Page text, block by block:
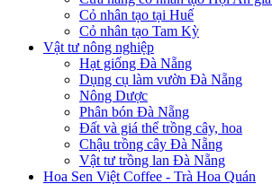
Cỏ nhân tạo tại Huế
Cỏ nhân tạo Tam Kỳ
Vật tư nông nghiệp
Hạt giống Đà Nẵng
Dụng cụ làm vườn Đà Nẵng
Nông Dược
Phân bón Đà Nẵng
Đất và giá thể trồng cây, hoa
Chậu trồng cây Đà Nẵng
Vật tư trồng lan Đà Nẵng
Hoa Sen Việt Coffee - Trà Hoa Quán